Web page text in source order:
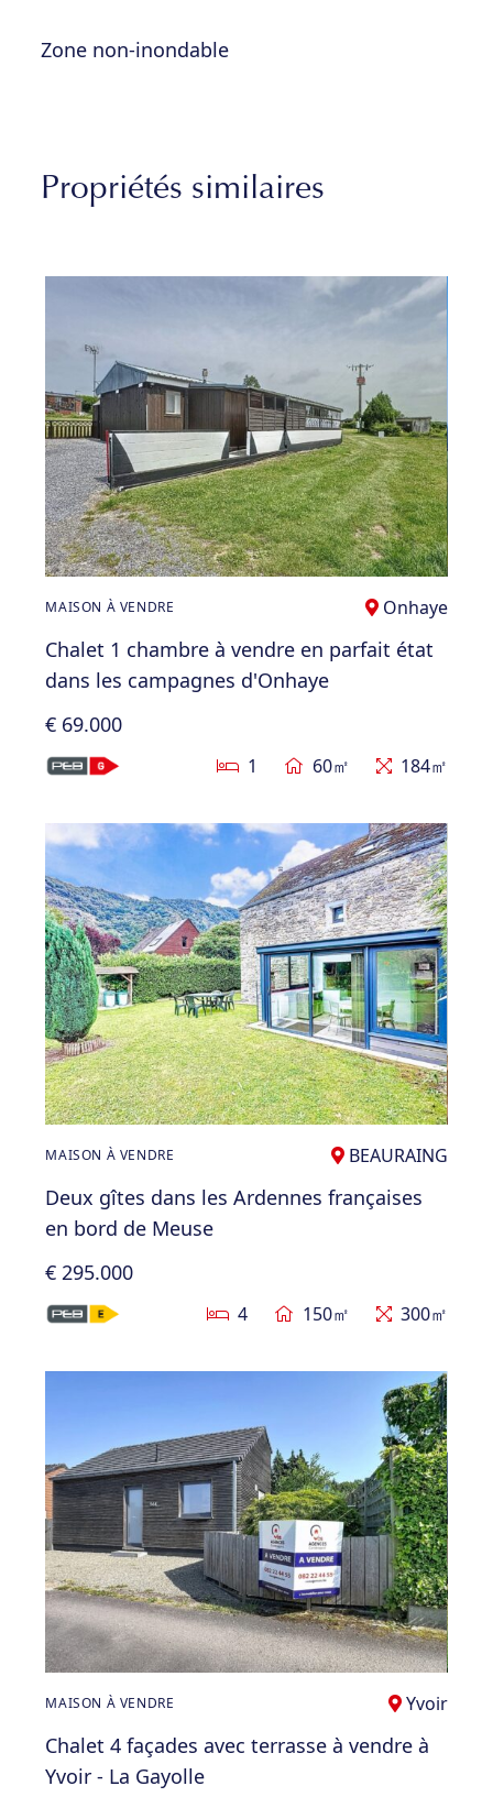
Zone non-inondable
Propriétés similaires
MAISON À VENDRE Onhaye
Chalet 1 chambre à vendre en parfait état
dans les campagnes d'Onhaye
€ 69.000
1 60㎡ 184㎡
MAISON À VENDRE BEAURAING
Deux gîtes dans les Ardennes françaises
en bord de Meuse
€ 295.000
4 150㎡ 300㎡
MAISON À VENDRE Yvoir
Chalet 4 façades avec terrasse à vendre à
Yvoir - La Gayolle